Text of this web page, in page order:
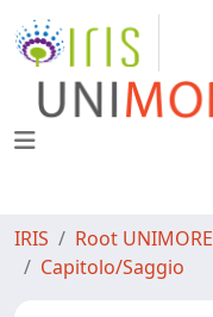
IRIS Root UNIMORE
Capitolo/Saggio